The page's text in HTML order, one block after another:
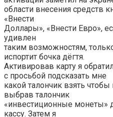
области внесения средств
«Внести
Доллары», «Внести Евро»,
удивлен
таким возможностям,
испортит бочка дёгтя.
Активировав карту я
с просьбой подсказать мне
какой талончик взять
выбрав талончик
«инвестиционные монеты»
кассу. Затем я